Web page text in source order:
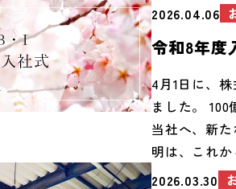
インがとても
じた方も多
ラックから
えるので安
み出したい
る会社です
問わず未経
2026.04.06
令和8年度
4月1日に、
ました。
当社へ、新
明は、これ
した。 役員
2026.03.30